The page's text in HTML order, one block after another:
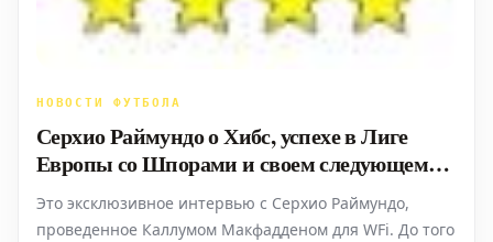
НОВОСТИ ФУТБОЛА
Серхио Раймундо о Хибс, успехе в Лиге
Европы со Шпорами и своем следующем
шаге
Это эксклюзивное интервью с Серхио Раймундо,
проведенное Каллумом Макфадденом для WFi. До того